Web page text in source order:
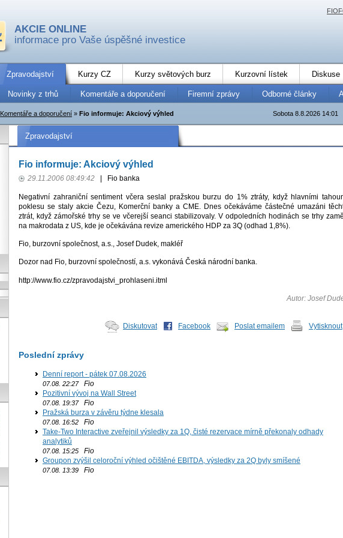
AKCIE ONLINE
informace pro Vaše úspěšné investice
Zpravodajství Kurzy CZ Kurzy světových burz Kurzovní lístek Diskuse
Novinky z trhů Komentáře a doporučení Firemní zprávy Odborné články
Sobota 8.8.2026 14:01
Komentáře a doporučení » Fio informuje: Akciový výhled
Zpravodajství
Fio informuje: Akciový výhled
29.11.2006 08:49:42 Fio banka
Negativní zahraniční sentiment včera seslal pražskou burzu do 1% ztráty, když hlavními
poklesu se staly akcie Čezu, Komerční banky a CME. Dnes očekáváme částečné umazáni
ztrát, když zámořské trhy se ve včerejší seanci stabilizovaly. V odpoledních hodinách se trhy
na makrodata z US, kde je očekávána revize amerického HDP za 3Q (odhad 1,8%).
Fio, burzovní společnost, a.s., Josef Dudek, makléř
Dozor nad Fio, burzovní společností, a.s. vykonává Česká národní banka.
http://www.fio.cz/zpravodajstvi_prohlaseni.itml
Autor: Josef
Diskutovat Facebook Poslat emailem Vytisknout
Poslední zprávy
Denní report - pátek 07.08.2026
07.08. 22:27Fio
Pozitivní vývoj na Wall Street
07.08. 19:37Fio
Pražská burza v závěru týdne klesala
07.08. 16:52 Fio
Take-Two Interactive zveřejnil výsledky za 1Q, čisté rezervace mírně překonaly odhady
analytiků
07.08. 15:25 Fio
Groupon zvýšil celoroční výhled očištěné EBITDA, výsledky za 2Q byly smíšené
07.08. 13:39 Fio